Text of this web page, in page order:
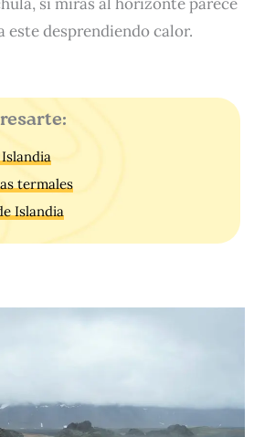
este desprendiendo calor.
termales
Islandia